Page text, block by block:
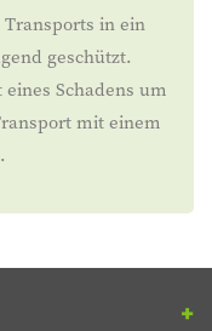
in ein
geschützt.
Schadens um
mit einem